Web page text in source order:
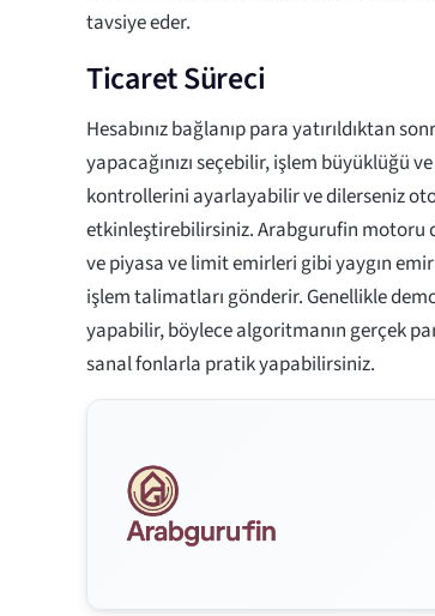
tavsiye eder.
Ticaret Süreci
Hesabınız bağlanıp para yatırıldıktan
yapacağınızı seçebilir, işlem büyüklüğü
kontrollerini ayarlayabilir ve dilerseniz
etkinleştirebilirsiniz. Arabgurufin motoru
ve piyasa ve limit emirleri gibi yaygın
işlem talimatları gönderir. Genellikle
yapabilir, böylece algoritmanın gerçek
sanal fonlarla pratik yapabilirsiniz.